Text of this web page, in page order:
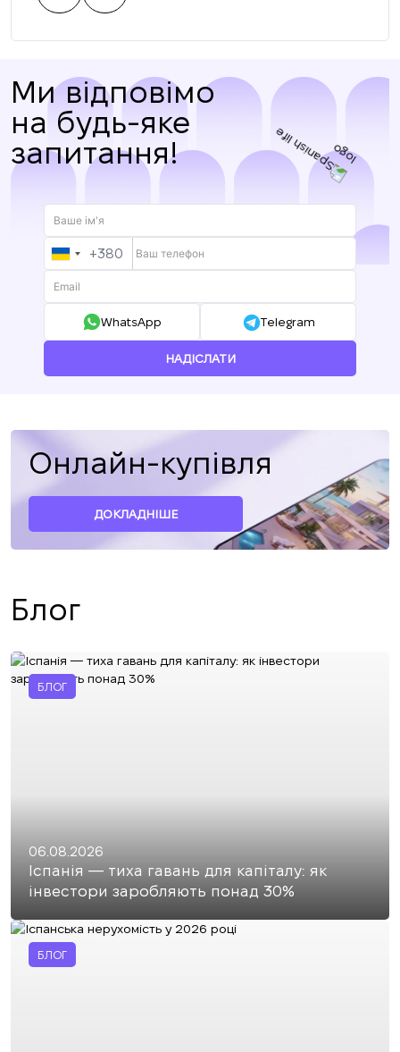
Ми відповімо
на будь-яке
запитання!
UKRAINE
+380
+380
WhatsApp Telegram
НАДІСЛАТИ
Онлайн-купівля
ДОКЛАДНІШЕ
Блог
БЛОГ
06.08.2026
Іспанія — тиха гавань для капіталу: як
інвестори заробляють понад 30%
БЛОГ